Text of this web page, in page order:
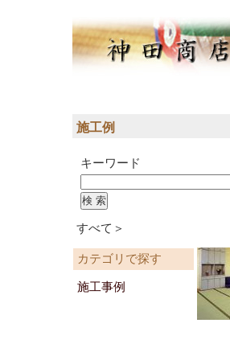
施工例
キーワード
すべて＞
カテゴリで探す
施工事例